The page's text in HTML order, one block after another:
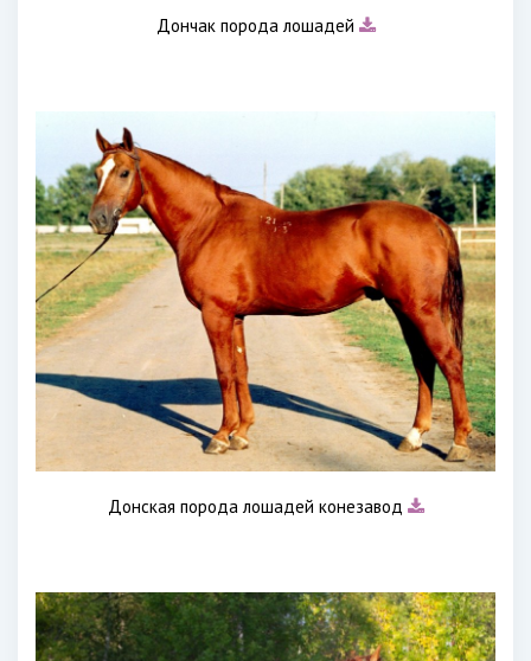
Дончак порода лошадей
Донская порода лошадей конезавод